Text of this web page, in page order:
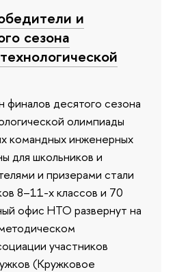
и
сезона
финалов десятого сезона
олимпиады
командных инженерных
для школьников и
и призерами стали
8–11-х классов и 70
офис НТО развернут на
участников
(Кружковое